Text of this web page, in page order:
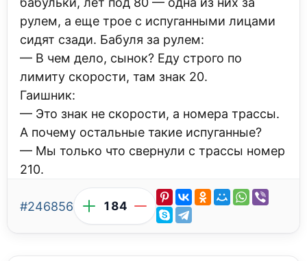
рулем, а еще трое с испуганными лицами
сидят сзади. Бабуля за рулем:
— В чем дело, сынок? Еду строго по
лимиту скорости, там знак 20.
Гаишник:
— Это знак не скорости, а номера трассы.
А почему остальные такие испуганные?
— Мы только что свернули с трассы номер
210.
#246856 184